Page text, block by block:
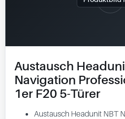
Austausch
Navigation
1er F20 5-Türer
Austausch Headunit NBT